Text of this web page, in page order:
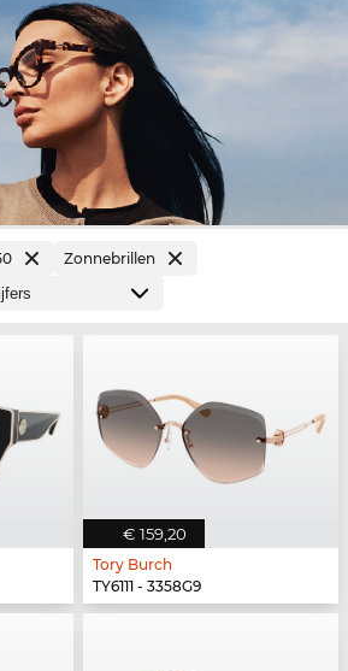
Zonnebrillen
€ 159,20
Tory Burch
TY6111 - 3358G9